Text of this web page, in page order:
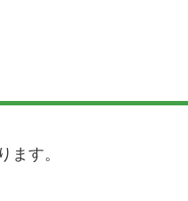
ます。